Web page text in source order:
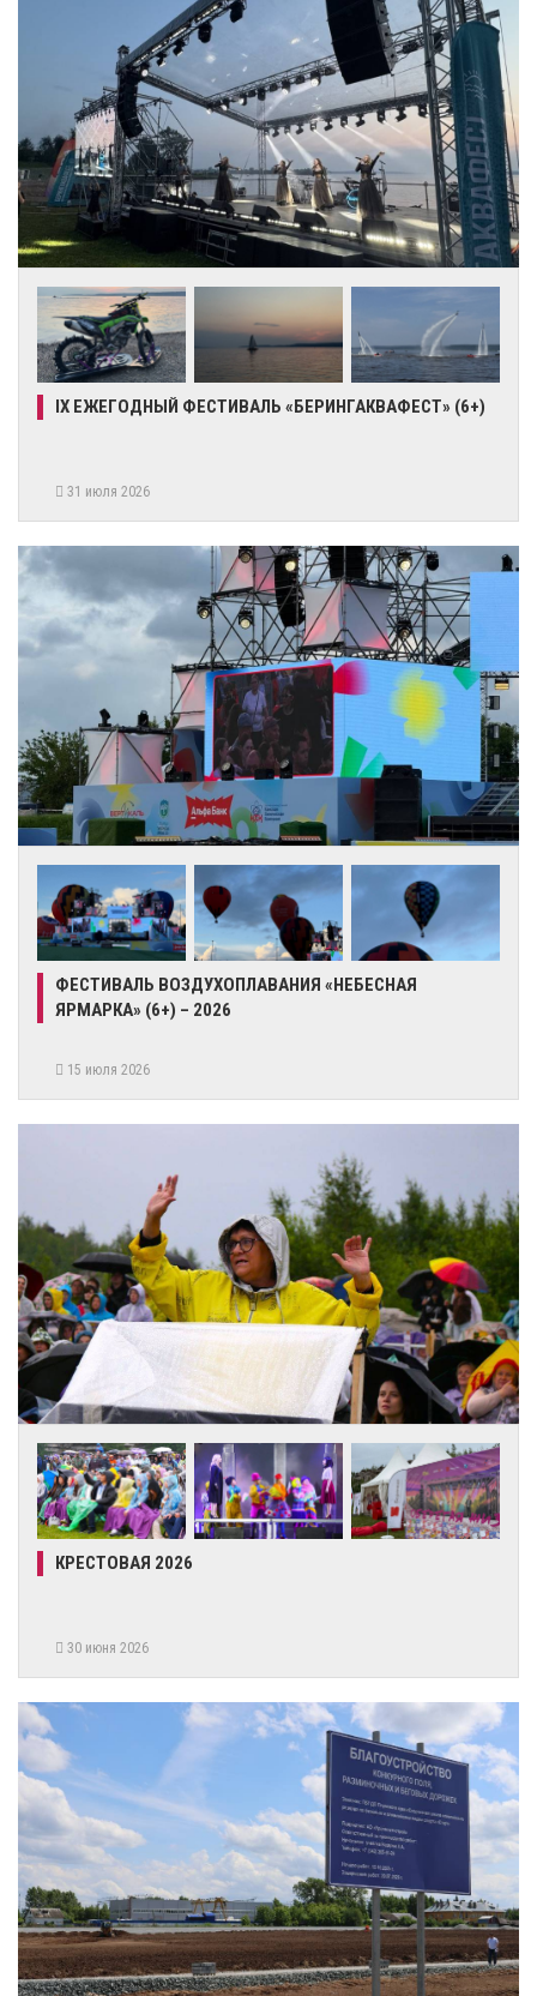
IX ЕЖЕГОДНЫЙ ФЕСТИВАЛЬ «БЕРИНГАКВАФЕСТ» (6+)
31 июля 2026
ФЕСТИВАЛЬ ВОЗДУХОПЛАВАНИЯ «НЕБЕСНАЯ
ЯРМАРКА» (6+) – 2026
15 июля 2026
КРЕСТОВАЯ 2026
30 июня 2026